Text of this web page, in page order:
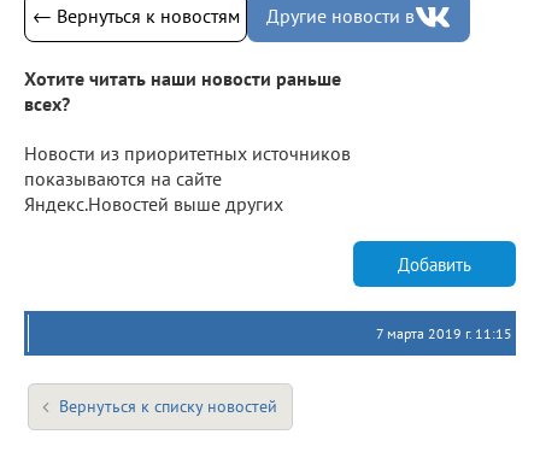
← Вернуться к новостям Другие новости в
Хотите читать наши новости раньше
всех?
Новости из приоритетных источников
показываются на сайте
Яндекс.Новостей выше других
Добавить
7 марта 2019 г. 11:15
Вернуться к списку новостей